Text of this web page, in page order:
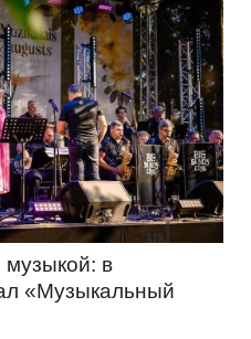
музыкой: в
«Музыкальный